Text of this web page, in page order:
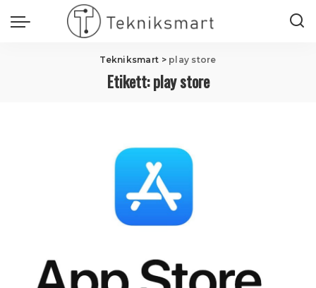
Tekniksmart > play store
Etikett:play store